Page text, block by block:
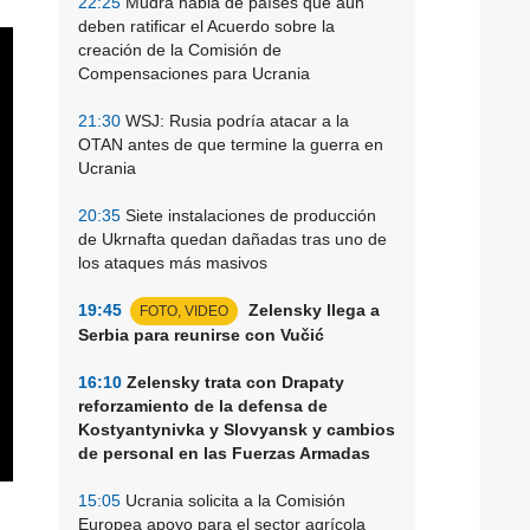
deben ratificar el Acuerdo sobre la
creación de la Comisión de
Compensaciones para Ucrania
21:30 WSJ: Rusia podría atacar a la
OTAN antes de que termine la guerra en
Ucrania
20:35 Siete instalaciones de producción
de Ukrnafta quedan dañadas tras uno de
los ataques más masivos
19:45 FOTO, VIDEO
Zelensky llega a
Serbia para reunirse con Vučić
16:10 Zelensky trata con Drapaty
reforzamiento de la defensa de
Kostyantynivka y Slovyansk y cambios
de personal en las Fuerzas Armadas
15:05 Ucrania solicita a la Comisión
Europea apoyo para el sector agrícola